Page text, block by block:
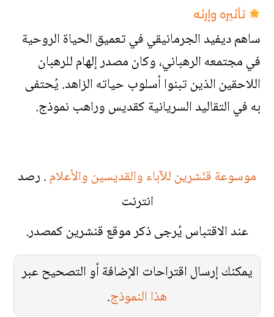
تأثيره وإرثه
ساهم ديفيد الجرمانيقي في تعميق الحياة الروحية
في مجتمعه الرهباني، وكان مصدر إلهام للرهبان
اللاحقين الذين تبنوا أسلوب حياته الزاهد. يُحتفى
به في التقاليد السريانية كقديس وراهب نموذج.
موسوعة قنّشرين للآباء والقديسين والأعلام. رصد
انترنت
عند الاقتباس يُرجى ذكر موقع قنشرين كمصدر.
يمكنك إرسال اقتراحات الإضافة أو التصحيح عبر
هذا النموذج.